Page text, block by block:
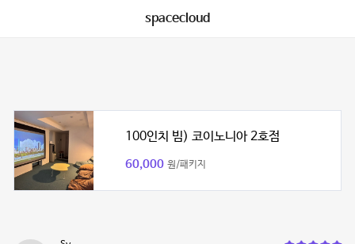
spacecloud
100인치 빔) 코이노니아 2호점
60,000 원/패키지